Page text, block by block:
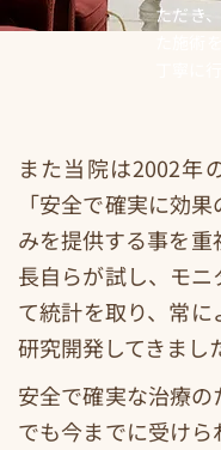
ただき
また当院は2002年
「安全で確実に効
みを提供する事を重
長自らが試し、モニ
て統計を取り、常に
研究開発してきまし
安全で確実な治療
でも今までに受けら